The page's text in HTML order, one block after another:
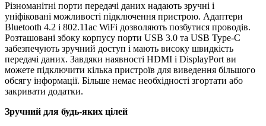
Різноманітні порти передачі даних надають зручні і
уніфіковані можливості підключення пристрою. Адаптери
Bluetooth 4.2 і 802.11ac WiFi дозволяють позбутися проводів.
Розташовані збоку корпусу порти USB 3.0 та USB Type-C
забезпечують зручний доступ і мають високу швидкість
передачі даних. Завдяки наявності HDMI і DisplayPort ви
можете підключити кілька пристроїв для виведення більшого
обсягу інформації. Більше немає необхідності згортати або
закривати додатки.
Зручний для будь-яких цілей